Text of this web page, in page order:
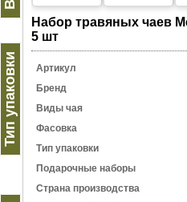
Тип упаковки
Набор травяных чаев
5 шт
Артикул
Бренд
Виды чая
Фасовка
Тип упаковки
Подарочные наборы
Страна производства